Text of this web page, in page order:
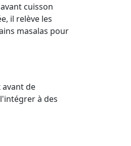
cuisson
il relève les
masalas pour
de
à des